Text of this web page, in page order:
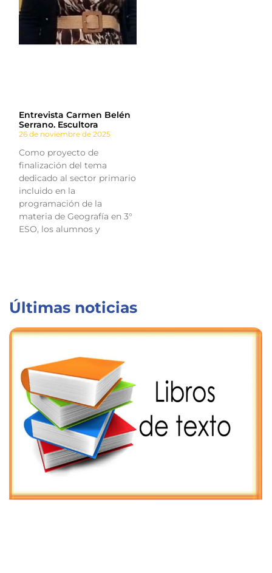
Entrevista Carmen Belén
Serrano. Escultora
26 de noviembre de 2025
Como proyecto de
finalización del tema
dedicado al sector primario
incluido en la
programación de la
materia de Geografía en 3°
ESO, los alumnos y
Últimas noticias